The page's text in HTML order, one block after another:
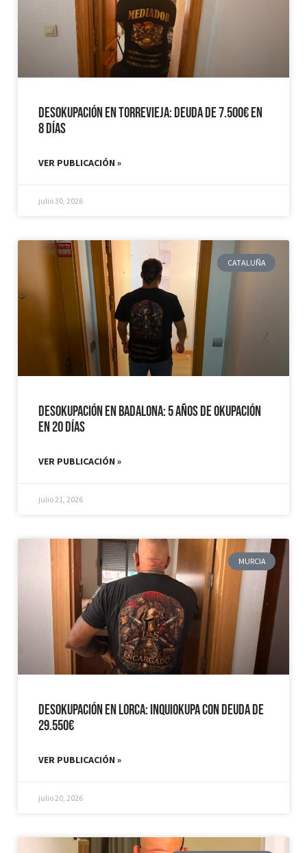
Desokupación en Torrevieja: Deuda de 7.500€ en
8 días
VER PUBLICACIÓN »
julio 30, 2026
CATALUÑA
Desokupación en Badalona: 5 años de Okupación
en 20 días
VER PUBLICACIÓN »
julio 21, 2026
MURCIA
Desokupación en Lorca: Inquiokupa con Deuda de
29.550€
VER PUBLICACIÓN »
julio 20, 2026